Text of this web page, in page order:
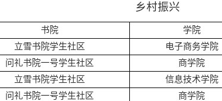
乡村振兴
书院 学院
立雪书院学生社区 电子商务学院
问礼书院一号学生社区 商学院
立雪书院学生社区 信息技术学院
问礼书院一号学生社区 商学院